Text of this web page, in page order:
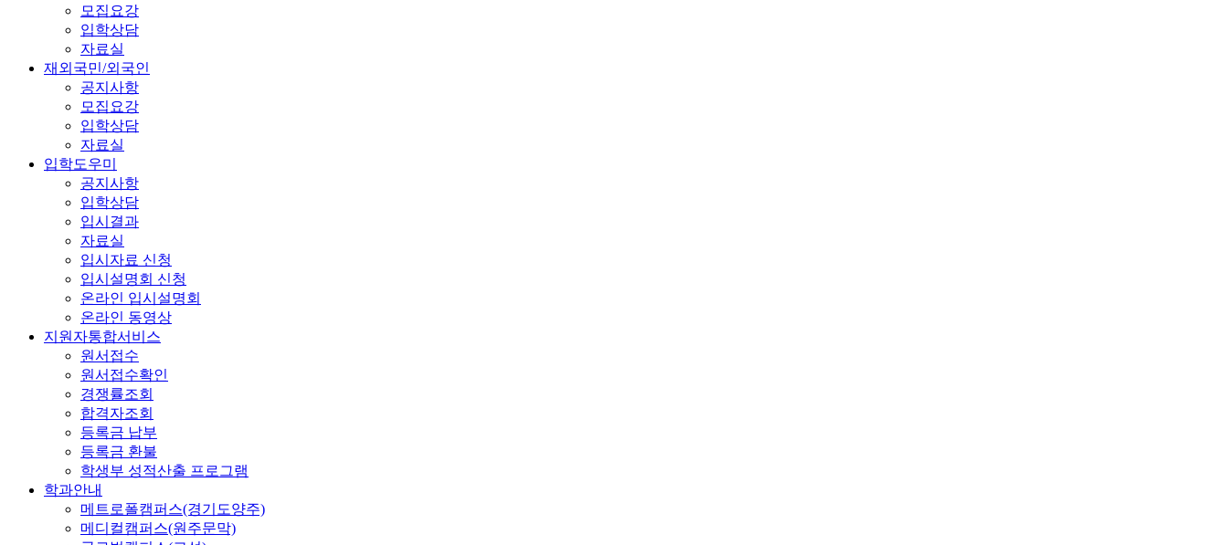
모집요강
입학상담
자료실
재외국민/외국인
공지사항
모집요강
입학상담
자료실
입학도우미
공지사항
입학상담
입시결과
자료실
입시자료 신청
입시설명회 신청
온라인 입시설명회
온라인 동영상
지원자통합서비스
원서접수
원서접수확인
경쟁률조회
합격자조회
등록금 납부
등록금 환불
학생부 성적산출 프로그램
학과안내
메트로폴캠퍼스(경기도양주)
메디컬캠퍼스(원주문막)